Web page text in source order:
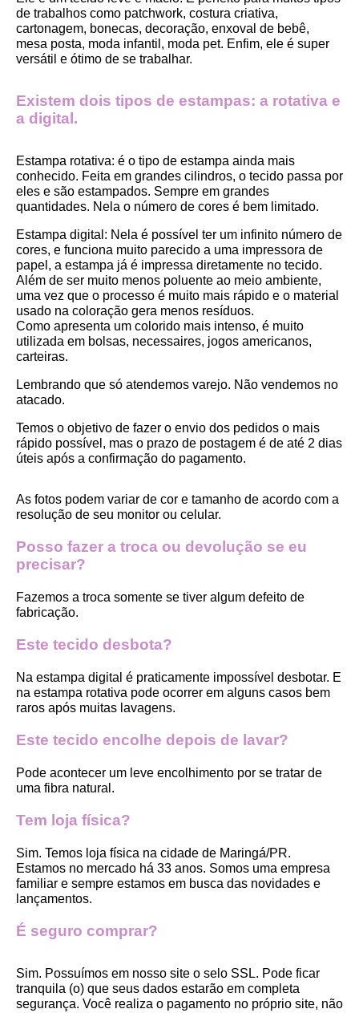
de trabalhos como patchwork, costura criativa,
cartonagem, bonecas, decoração, enxoval de bebê,
mesa posta, moda infantil, moda pet. Enfim, ele é super
versátil e ótimo de se trabalhar.
Existem dois tipos de estampas: a rotativa e
a digital.
Estampa rotativa: é o tipo de estampa ainda mais
conhecido. Feita em grandes cilindros, o tecido passa por
eles e são estampados. Sempre em grandes
quantidades. Nela o número de cores é bem limitado.
Estampa digital : Nela é possível ter um infinito número de
cores, e funciona muito parecido a uma impressora de
papel, a estampa já é impressa diretamente no tecido.
Além de ser muito menos poluente ao meio ambiente,
uma vez que o processo é muito mais rápido e o material
usado na coloração gera menos resíduos.
Como apresenta um colorido mais intenso, é muito
utilizada em bolsas, necessaires, jogos americanos,
carteiras.
Lembrando que só atendemos varejo. Não vendemos no
atacado.
Temos o objetivo de fazer o envio dos pedidos o mais
rápido possível, mas o prazo de postagem é de até 2 dias
úteis após a confirmação do pagamento.
As fotos podem variar de cor e tamanho de acordo com a
resolução de seu monitor ou celular.
Posso fazer a troca ou devolução se eu
precisar?
Fazemos a troca somente se tiver algum defeito de
fabricação.
Este tecido desbota?
Na estampa digital é praticamente impossível desbotar. E
na estampa rotativa pode ocorrer em alguns casos bem
raros após muitas lavagens.
Este tecido encolhe depois de lavar?
Pode acontecer um leve encolhimento por se tratar de
uma fibra natural.
Tem loja física?
Sim. Temos loja física na cidade de Maringá/PR.
Estamos no mercado há 33 anos. Somos uma empresa
familiar e sempre estamos em busca das novidades e
lançamentos.
É seguro comprar?
Sim. Possuímos em nosso site o selo SSL. Pode ficar
tranquila (o) que seus dados estarão em completa
segurança. Você realiza o pagamento no próprio site, não